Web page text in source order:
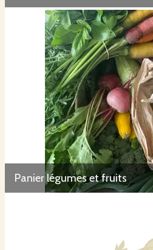
Panier légumes et fruits